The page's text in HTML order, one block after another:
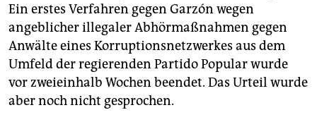
Ein erstes Verfahren gegen Garzón wegen
angeblicher illegaler Abhörmaßnahmen gegen
Anwälte eines Korruptionsnetzwerkes aus dem
Umfeld der regierenden Partido Popular wurde
vor zweieinhalb Wochen beendet. Das Urteil wurde
aber noch nicht gesprochen.